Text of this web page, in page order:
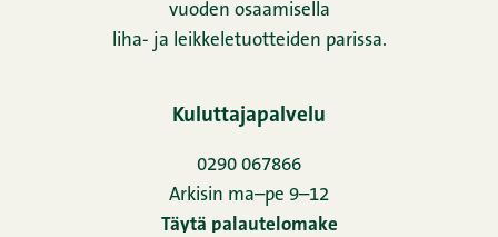
vuoden osaamisella
liha- ja leikkeletuotteiden parissa.
Kuluttajapalvelu
0290 067866
Arkisin ma–pe 9–12
Täytä palautelomake